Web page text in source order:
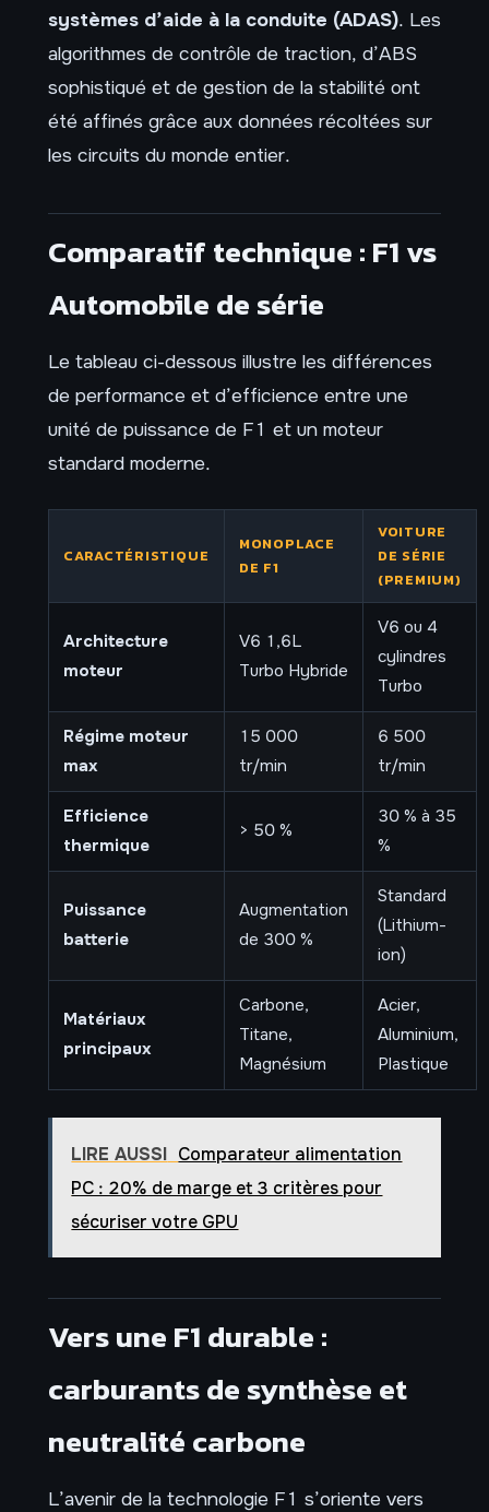
systèmes d’aide à la conduite (ADAS). Les
algorithmes de contrôle de traction, d’ABS
sophistiqué et de gestion de la stabilité ont
été affinés grâce aux données récoltées sur
les circuits du monde entier.
Comparatif technique : F1 vs
Automobile de série
Le tableau ci-dessous illustre les différences
de performance et d’efficience entre une
unité de puissance de F1 et un moteur
standard moderne.
CARACTÉRISTIQUE
MONOPLACE
DE F1
VOITURE
DE SÉRIE
(PREMIUM)
Architecture
moteur
V6 1,6L
Turbo Hybride
V6 ou 4
cylindres
Turbo
Régime moteur
max
15 000
tr/min
6 500
tr/min
Efficience
thermique
> 50 %
30 % à 35
%
Puissance
batterie
Augmentation
de 300 %
Standard
(Lithium-
ion)
Matériaux
principaux
Carbone,
Titane,
Magnésium
Acier,
Aluminium,
Plastique
LIRE AUSSI Comparateur alimentation
PC : 20% de marge et 3 critères pour
sécuriser votre GPU
Vers une F1 durable :
carburants de synthèse et
neutralité carbone
L’avenir de la technologie F1 s’oriente vers